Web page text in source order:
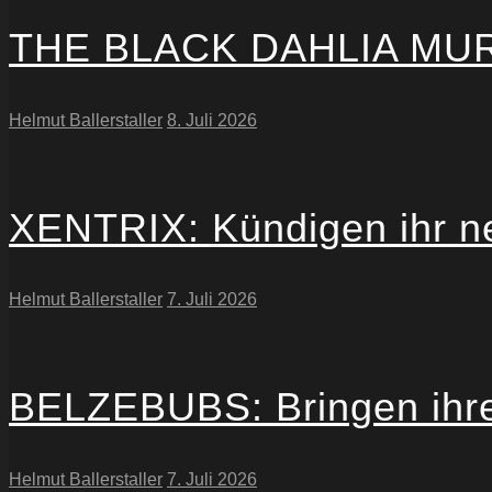
THE BLACK DAHLIA
Helmut Ballerstaller 8. Juli 2026
XENTRIX: Kündigen ihr
Helmut Ballerstaller 7. Juli 2026
BELZEBUBS: Bringen
Helmut Ballerstaller 7. Juli 2026